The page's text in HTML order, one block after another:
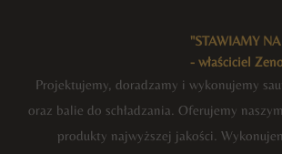
"STAWIAMY
- właściciel
Projektujemy, doradzamy i wykonujemy
oraz balie do schładzania. Oferujemy
produkty najwyższej jakości.